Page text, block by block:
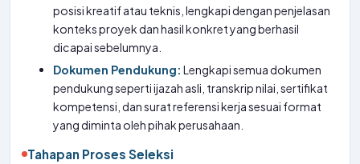
posisi kreatif atau teknis, lengkapi dengan penjelasan
konteks proyek dan hasil konkret yang berhasil
dicapai sebelumnya.
Dokumen Pendukung: Lengkapi semua dokumen
pendukung seperti ijazah asli, transkrip nilai, sertifikat
kompetensi, dan surat referensi kerja sesuai format
yang diminta oleh pihak perusahaan.
Tahapan Proses Seleksi